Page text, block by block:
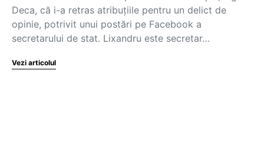
Deca, că i-a retras atribuțiile pentru un delict de
opinie, potrivit unui postări pe Facebook a
secretarului de stat. Lixandru este secretar…
Vezi articolul